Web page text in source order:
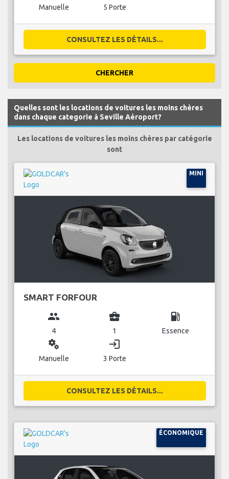
Manuelle 5 Porte
CONSULTEZ LES DÉTAILS...
CHERCHER
Quelles sont les locations de voitures les moins chères
dans chaque categorie à Seville Aéroport?
Les locations de voitures les moins chères par catégorie
sont
MINI
SMART FORFOUR
group
4
business_center
1
local_gas_station
Essence
miscellaneous_services
Manuelle
login
3 Porte
CONSULTEZ LES DÉTAILS...
ÉCONOMIQUE